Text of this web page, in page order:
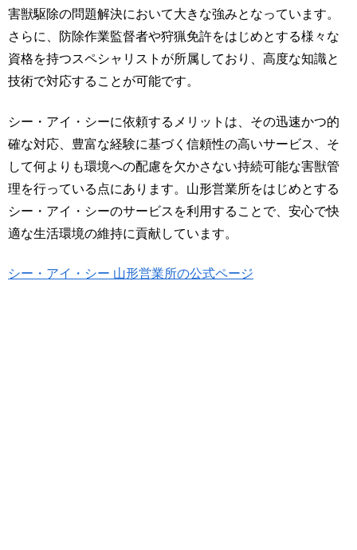
害獣駆除の問題解決において大きな強みとなっています。
さらに、防除作業監督者や狩猟免許をはじめとする様々な
資格を持つスペシャリストが所属しており、高度な知識と
技術で対応することが可能です。
シー・アイ・シーに依頼するメリットは、その迅速かつ的
確な対応、豊富な経験に基づく信頼性の高いサービス、そ
して何よりも環境への配慮を欠かさない持続可能な害獣管
理を行っている点にあります。山形営業所をはじめとする
シー・アイ・シーのサービスを利用することで、安心で快
適な生活環境の維持に貢献しています。
シー・アイ・シー 山形営業所の公式ページ